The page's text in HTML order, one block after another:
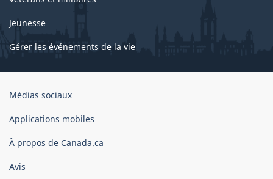
Jeunesse
Gérer les événements de la vie
Organisation
gouvernement
Canada
Médias sociaux
Applications mobiles
Ã propos de Canada.ca
Avis